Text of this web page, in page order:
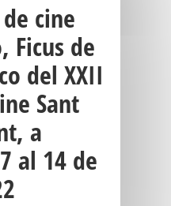
cine
Ficus de
del XXII
Sant
a
al 14 de